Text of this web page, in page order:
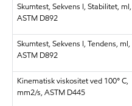
Skumtest, Sekvens I, Stabilitet, ml,
ASTM D892
Skumtest, Sekvens I, Tendens, ml,
ASTM D892
Kinematisk viskositet ved 100° C,
mm2/s, ASTM D445